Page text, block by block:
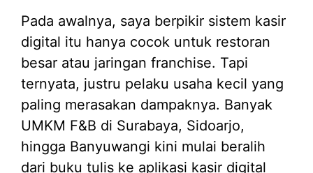
Pada awalnya, saya berpikir sistem kasir
digital itu hanya cocok untuk restoran
besar atau jaringan franchise. Tapi
ternyata, justru pelaku usaha kecil yang
paling merasakan dampaknya. Banyak
UMKM F&B di Surabaya, Sidoarjo,
hingga Banyuwangi kini mulai beralih
dari buku tulis ke aplikasi kasir digital